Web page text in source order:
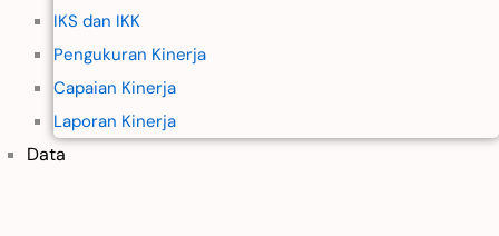
IKS dan IKK
Pengukuran Kinerja
Capaian Kinerja
Laporan Kinerja
Data